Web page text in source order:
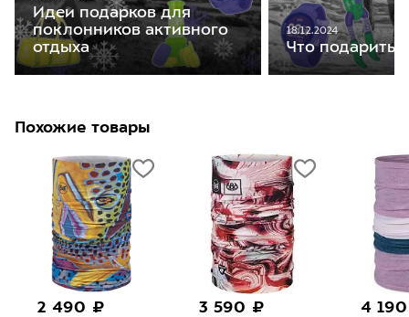
Идеи подарков для
поклонников активного
отдыха
18.12.2024
Что подарить
Похожие товары
2 490 ₽ 3 590 ₽ 4